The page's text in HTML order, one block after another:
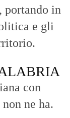
portando in
e gli
con
ne ha.